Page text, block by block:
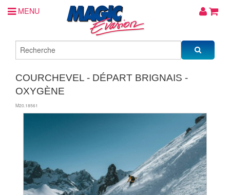
MENU
COURCHEVEL - DÉPART BRIGNAIS -
OXYGÈNE
M20.18561